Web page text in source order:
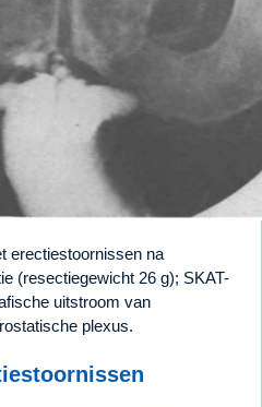
erectiestoornissen na
(resectiegewicht 26 g); SKAT-
uitstroom van
plexus.